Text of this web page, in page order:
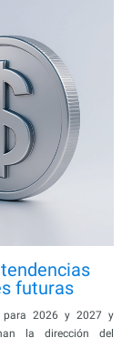
futuras
para 2026 y 2027 y
la dirección del